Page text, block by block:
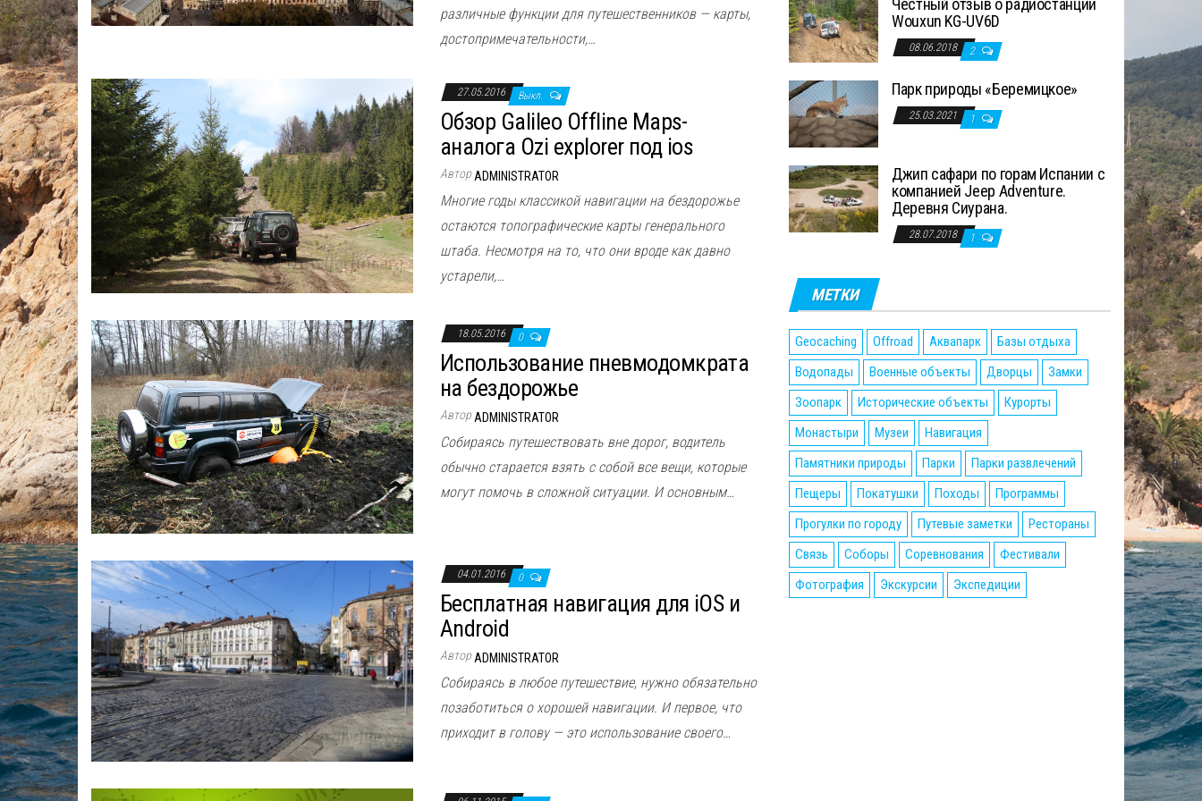
различные функции для путешественников — карты,
достопримечательности,…
27.05.2016 Выкл.
Обзор Galileo Offline Maps-
аналога Ozi explorer под ios
АвторADMINISTRATOR
Многие годы классикой навигации на бездорожье
остаются топографические карты генерального
штаба. Несмотря на то, что они вроде как давно
устарели,…
18.05.2016 0
Использование пневмодомкрата
на бездорожье
АвторADMINISTRATOR
Собираясь путешествовать вне дорог, водитель
обычно старается взять с собой все вещи, которые
могут помочь в сложной ситуации. И основным…
04.01.2016 0
Бесплатная навигация для iOS и
Android
АвторADMINISTRATOR
Собираясь в любое путешествие, нужно обязательно
позаботиться о хорошей навигации. И первое, что
приходит в голову — это использование своего…
Wouxun KG-UV6D
08.06.2018 2
Парк природы «Беремицкое»
25.03.2021 1
Джип сафари по горам Испании с
компанией Jeep Adventure.
Деревня Сиурана.
28.07.2018 1
МЕТКИ
Geocaching Offroad Аквапарк
Базы отдыха
Водопады
Военные объекты Дворцы
Замки
Зоопарк
Исторические объекты
Курорты
Монастыри
Музеи
Навигация
Памятники природы
Парки
Парки развлечений
Пещеры
Покатушки Походы
Программы
Прогулки по городу
Путевые заметки
Рестораны
Связь
Соборы Соревнования
Фестивали
Фотография
Экскурсии Экспедиции